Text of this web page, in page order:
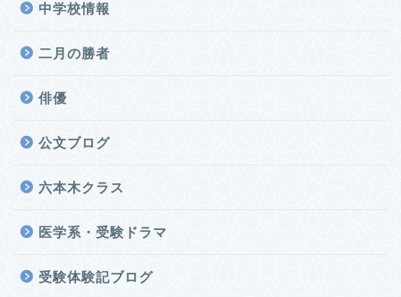
中学校情報
二月の勝者
俳優
公文ブログ
六本木クラス
医学系・受験ドラマ
受験体験記ブログ